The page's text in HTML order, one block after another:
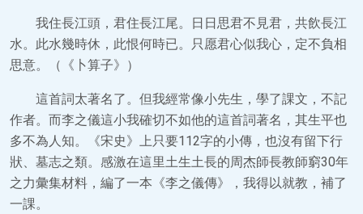
我住長江頭，君住長江尾。日日思君不見君，共飲長江
水。此水幾時休，此恨何時已。只愿君心似我心，定不負相
思意。（《卜算子》）
這首詞太著名了。但我經常像小先生，學了課文，不記
作者。而李之儀這小我確切不如他的這首詞著名，其生平也
多不為人知。《宋史》上只要112字的小傳，也沒有留下行
狀、墓志之類。感激在這里土生土長的周杰師長教師窮30年
之力彙集材料，編了一本《李之儀傳》，我得以就教，補了
一課。